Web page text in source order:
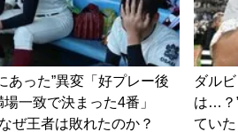
あった”異変「好プレー後
一致で決まった4番」
ぜ王者は敗れたのか？
ダル
は…？
てい